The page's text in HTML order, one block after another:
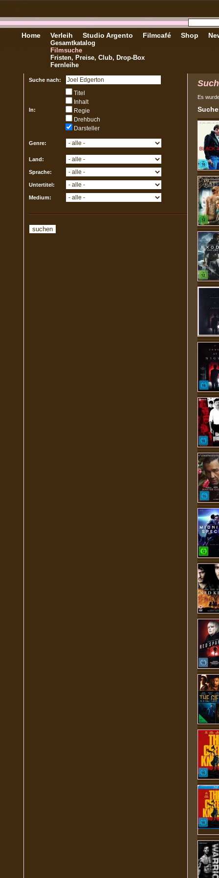
Home Verleih
Gesamtkatalog
Filmsuche
Fristen, Preise, Club, Drop-Box
Fernleihe
Studio Argento Filmcafé Shop
Suche nach:
In:
Titel
Inhalt
Regie
Drehbuch
Darsteller
Genre:
Land:
Sprache:
Untertitel:
Medium:
Es